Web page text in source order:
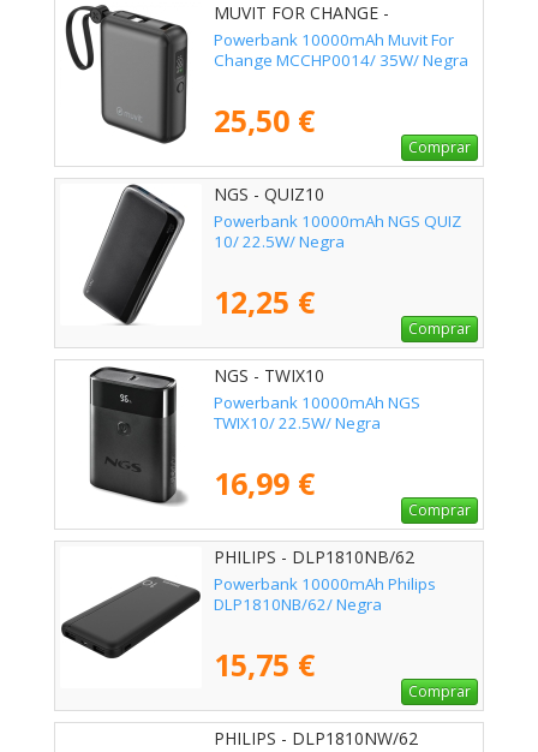
MUVIT FOR CHANGE -
MCCHP0014
Powerbank 10000mAh Muvit For
Change MCCHP0014/ 35W/ Negra
25,50 €
Comprar
NGS - QUIZ10
Powerbank 10000mAh NGS QUIZ
10/ 22.5W/ Negra
12,25 €
Comprar
NGS - TWIX10
Powerbank 10000mAh NGS
TWIX10/ 22.5W/ Negra
16,99 €
Comprar
PHILIPS - DLP1810NB/62
Powerbank 10000mAh Philips
DLP1810NB/62/ Negra
15,75 €
Comprar
PHILIPS - DLP1810NW/62